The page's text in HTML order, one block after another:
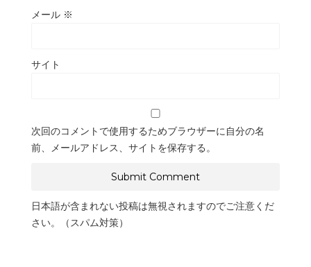
メール ※
サイト
次回のコメントで使用するためブラウザーに自分の名
前、メールアドレス、サイトを保存する。
日本語が含まれない投稿は無視されますのでご注意くだ
さい。（スパム対策）